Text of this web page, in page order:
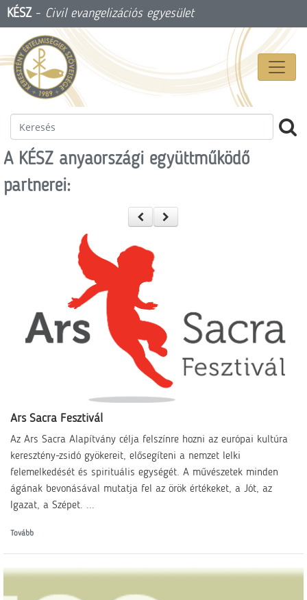
KÉSZ- Civil evangelizációs egyesület
A KÉSZ anyaországi együttműködő
partnerei:
Ars Sacra Fesztivál
Az Ars Sacra Alapítvány célja felszínre hozni az európai kultúra
keresztény-zsidó gyökereit, elősegíteni a nemzet lelki
felemelkedését és spirituális egységét. A művészetek minden
ágának bevonásával mutatja fel az örök értékeket, a Jót, az
Igazat, a Szépet. ...
Tovább